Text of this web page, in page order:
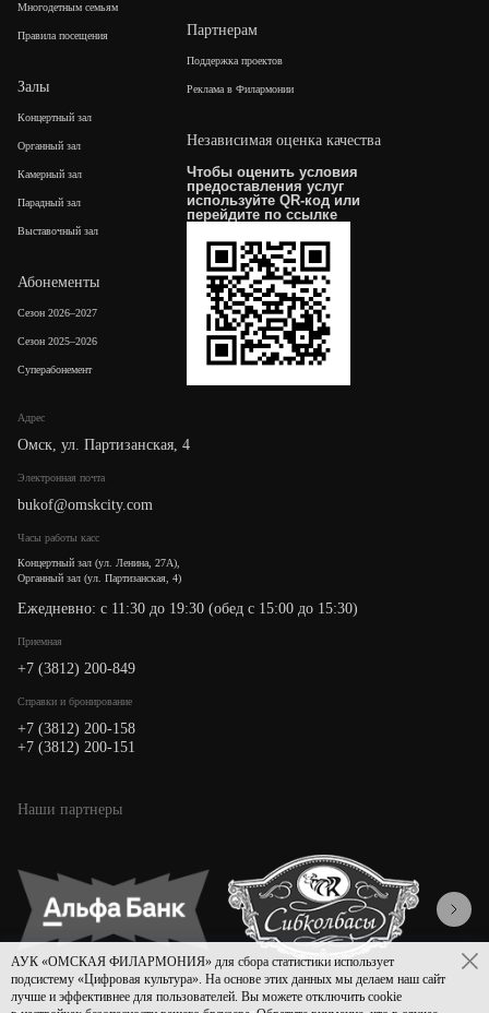
Адрес
Омск, ул. Партизанская, 4
Электронная почта
bukof@omskcity.com
Часы работы касс
Концертный зал (ул. Ленина, 27А),
Органный зал (ул. Партизанская, 4)
Ежедневно: с 11:30 до 19:30 (обед с 15:00 до 15:30)
Приемная
+7 (3812) 200-849
Cправки и бронирование
+7 (3812) 200-158
+7 (3812) 200-151
Многодетным семьям
Правила посещения
Залы
Концертный зал
Органный зал
Камерный зал
Парадный зал
Выставочный зал
Абонементы
Сезон 2026–2027
Сезон 2025–2026
Суперабонемент
Партнерам
Поддержка проектов
Реклама в Филармонии
Независимая оценка качества
Чтобы оценить условия
предоставления услуг
используйте QR-код или
перейдите по ссылке
Наши партнеры
АУК «ОМСКАЯ ФИЛАРМОНИЯ» для сбора статистики использует
подсистему «Цифровая культура». На основе этих данных мы делаем наш сайт
лучше и эффективнее для пользователей. Вы можете отключить cookie